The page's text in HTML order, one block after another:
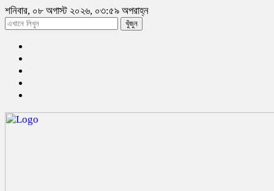
শনিবার, ০৮ অগাস্ট ২০২৬, ০৩:৫৯ অপরাহ্ন
খুঁজুন